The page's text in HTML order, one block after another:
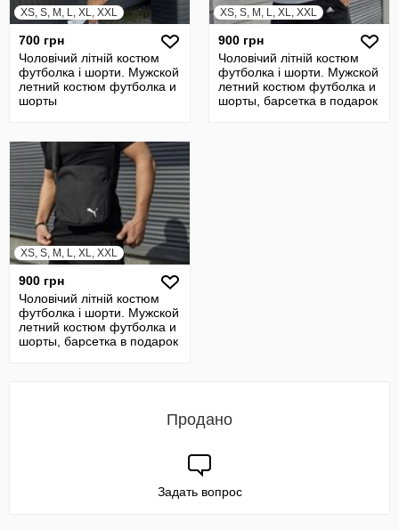
XS, S, M, L, XL, XXL
700 грн
Чоловічий літній костюм
футболка і шорти. Мужской
летний костюм футболка и
шорты
XS, S, M, L, XL, XXL
900 грн
Чоловічий літній костюм
футболка і шорти. Мужской
летний костюм футболка и
шорты, барсетка в подарок
XS, S, M, L, XL, XXL
900 грн
Чоловічий літній костюм
футболка і шорти. Мужской
летний костюм футболка и
шорты, барсетка в подарок
Продано
Задать вопрос